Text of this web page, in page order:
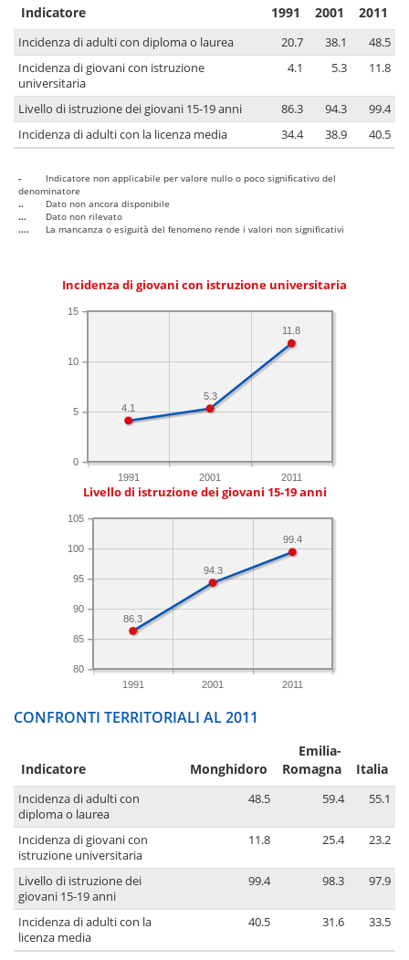
Indicatore 1991 2001 2011
Incidenza di adulti con diploma o laurea 20.7 38.1
48.5
Incidenza di giovani con istruzione
universitaria
4.1 5.3 11.8
Livello di istruzione dei giovani 15-19 anni 86.3 94.3
99.4
Incidenza di adulti con la licenza media
34.4 38.9 40.5
-
Indicatore non applicabile per valore nullo o poco significativo del
denominatore
..
Dato non ancora disponibile
...
Dato non rilevato
....
La mancanza o esiguità del fenomeno rende i valori non significativi
Incidenza di giovani con istruzione universitaria
1991 2001 2011
0
5
10
15
11.8
5.3
4.1
Livello di istruzione dei giovani 15-19 anni
1991 2001 2011
80
85
90
95
100
105
99.4
94.3
86.3
CONFRONTI TERRITORIALI AL 2011
Indicatore Monghidoro
Emilia-
Romagna
Italia
Incidenza di adulti con
diploma o laurea
48.5 59.4 55.1
Incidenza di giovani con
istruzione universitaria
11.8 25.4 23.2
Livello di istruzione dei
giovani 15-19 anni
99.4 98.3 97.9
Incidenza di adulti con la
licenza media
40.5 31.6 33.5